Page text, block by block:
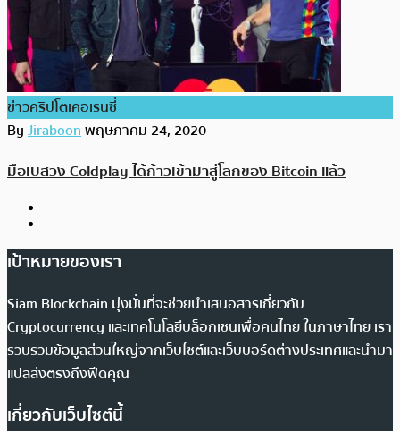
ข่าวคริปโตเคอเรนซี่
ByJiraboonพฤษภาคม 24, 2020
มือเบสวง Coldplay ได้ก้าวเข้ามาสู่โลกของ Bitcoin แล้ว
เป้าหมายของเรา
Siam Blockchain มุ่งมั่นที่จะช่วยนำเสนอสารเกี่ยวกับ
Cryptocurrency และเทคโนโลยีบล็อกเชนเพื่อคนไทย ในภาษาไทย เรา
รวบรวมข้อมูลส่วนใหญ่จากเว็บไซต์และเว็บบอร์ดต่างประเทศและนำมา
แปลส่งตรงถึงฟีดคุณ
เกี่ยวกับเว็บไซต์นี้